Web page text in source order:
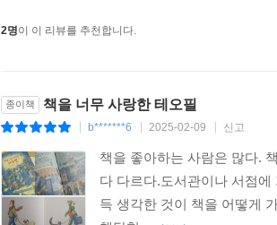
2명이 이 리뷰를 추천합니다.
종이책 책을 너무 사랑한 테오필
b*******6 2025-02-09 신고
책을 좋아하는 사람은 많다.
다 다르다.도서관이나 서점
득 생각한 것이 책을 어떻게